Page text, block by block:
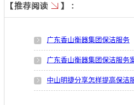
广东香山衡器集团保洁服务
广东香山衡器集团保洁服务
中山明捷分享怎样提高保洁